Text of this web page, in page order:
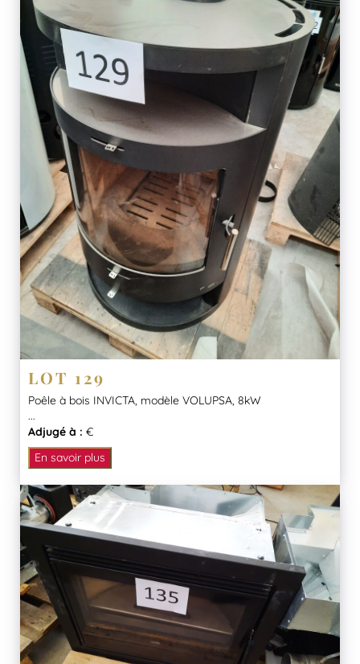
LOT 129
Poêle à bois INVICTA, modèle VOLUPSA, 8kW
...
Adjugé à : €
En savoir plus